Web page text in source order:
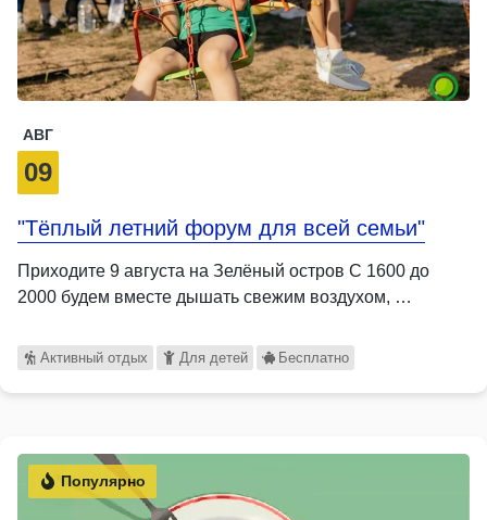
АВГ
09
"Тёплый летний форум для всей семьи"
Приходите 9 августа на Зелёный остров С 1600 до
2000 будем вместе дышать свежим воздухом, …
Активный отдых Для детей Бесплатно
Популярно